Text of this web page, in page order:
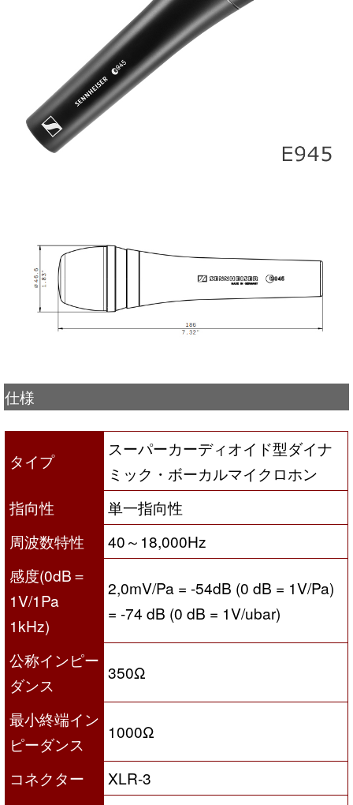
仕様
タイプ
スーパーカーディオイド型ダイナ
ミック・ボーカルマイクロホン
指向性
単一指向性
周波数特性
40～18,000Hz
感度(0dB＝
1V/1Pa
1kHz)
2,0mV/Pa = -54dB (0 dB = 1V/Pa)
= -74 dB (0 dB = 1V/ubar)
公称インピー
ダンス
350Ω
最小終端イン
ピーダンス
1000Ω
コネクター
XLR-3